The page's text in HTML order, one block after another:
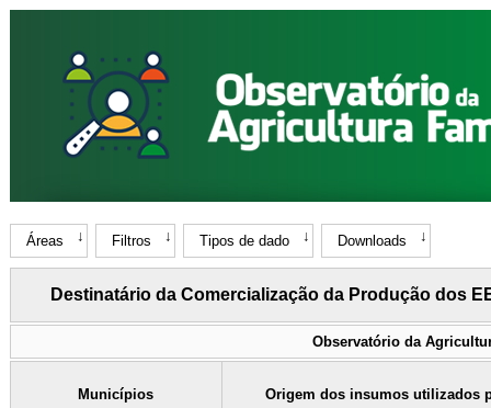
Áreas Filtros Tipos de dado Downloads
Destinatário da Comercialização da Produção dos
Observatório da
Municípios Origem dos insumos utilizados